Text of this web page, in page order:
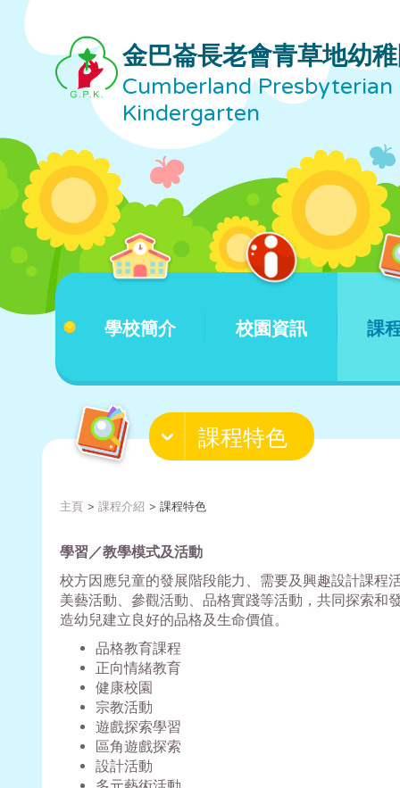
金巴崙長老會青草地幼稚
Cumberland
Kindergarten
學校簡介 校園資訊 課
課程特色
主頁 課程介紹 課程特色
學習／教學模式及活動
校方因應兒童的發展階段能力、需要及興趣設計課程
美藝活動、參觀活動、品格實踐等活動，共同探索和
造幼兒建立良好的品格及生命價值。
品格教育課程
正向情緒教育
健康校園
宗教活動
遊戲探索學習
區角遊戲探索
設計活動